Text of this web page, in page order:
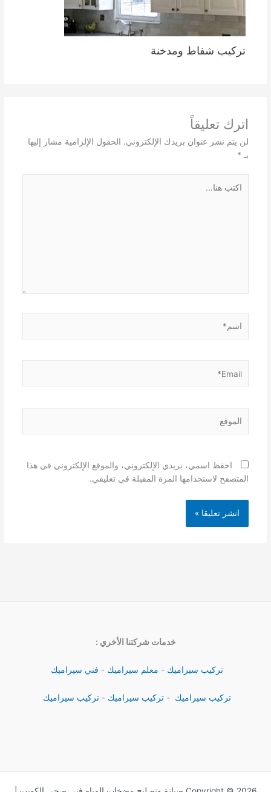
تركيب شفاط ومدخنة
اترك تعليقاً
لن يتم نشر عنوان بريدك الإلكتروني. الحقول الإلزامية مشار إليها
بـ *
هنا...
احفظ اسمي، بريدي الإلكتروني، والموقع الإلكتروني في هذا
المتصفح لاستخدامها المرة المقبلة في تعليقي.
خدمات شركتنا الأخري :
تركيب سيراميك - معلم سيراميك - فني سيراميك
تركيب سيراميك - تركيب سيراميك -تركيب سيراميك